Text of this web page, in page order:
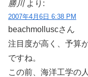
勝川 より:
2007年4月6日 6:38 PM
beachmolluscさん
注目度が高く、予算
ですね。
この前、海洋工学の